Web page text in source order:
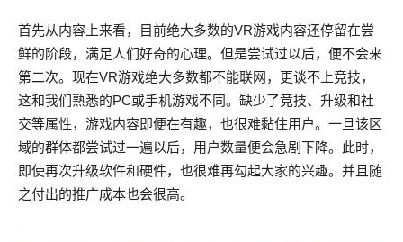
首先从内容上来看，目前绝大多数的VR游戏内容还停留在尝
鲜的阶段，满足人们好奇的心理。但是尝试过以后，便不会来
第二次。现在VR游戏绝大多数都不能联网，更谈不上竞技，
这和我们熟悉的PC或手机游戏不同。缺少了竞技、升级和社
交等属性，游戏内容即便在有趣，也很难黏住用户。一旦该区
域的群体都尝试过一遍以后，用户数量便会急剧下降。此时，
即使再次升级软件和硬件，也很难再勾起大家的兴趣。并且随
之付出的推广成本也会很高。